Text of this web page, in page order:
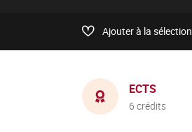
Ajouter à la sélection
ECTS
6 crédits